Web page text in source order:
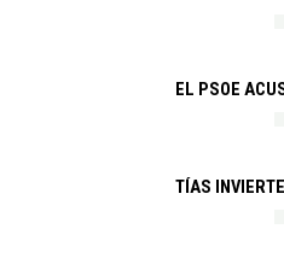
EL PSOE
TÍAS